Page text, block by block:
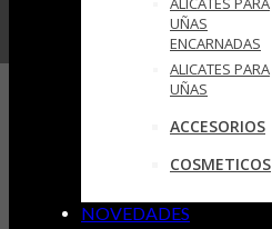
UÑAS
ENCARNADAS
ALICATES PARA
UÑAS
ACCESORIOS
COSMETICOS
NOVEDADES